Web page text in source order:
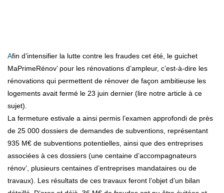
Afin d’intensifier la lutte contre les fraudes cet été, le guichet
MaPrimeRénov’ pour les rénovations d’ampleur, c’est-à-dire les
rénovations qui permettent de rénover de façon ambitieuse les
logements avait fermé le 23 juin dernier (lire notre article à ce
sujet).
La fermeture estivale a ainsi permis l’examen approfondi de près
de 25 000 dossiers de demandes de subventions, représentant
935 M€ de subventions potentielles, ainsi que des entreprises
associées à ces dossiers (une centaine d’accompagnateurs
rénov’, plusieurs centaines d’entreprises mandataires ou de
travaux). Les résultats de ces travaux feront l’objet d’un bilan